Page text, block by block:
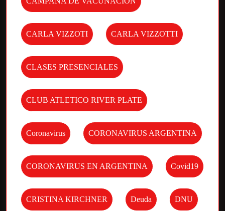
CARLA VIZZOTI CARLA VIZZOTTI
CLASES PRESENCIALES
CLUB ATLETICO RIVER PLATE
Coronavirus CORONAVIRUS ARGENTINA
CORONAVIRUS EN ARGENTINA Covid19
CRISTINA KIRCHNER Deuda DNU